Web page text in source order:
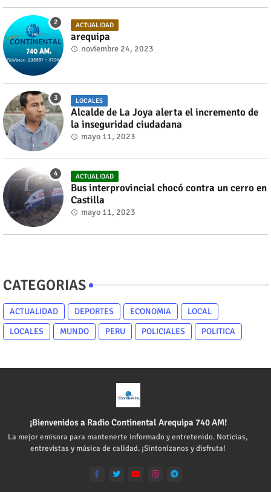
ACTUALIDAD
arequipa
noviembre 24, 2023
LOCALES
Alcalde de La Joya alerta el incremento de
la inseguridad ciudadana
mayo 11, 2023
ACTUALIDAD
Bus interprovincial chocó contra un cerro en
Castilla
mayo 11, 2023
CATEGORIAS
ACTUALIDAD DEPORTES ECONOMIA
LOCAL
LOCALES
MUNDO PERU POLICIALES POLITICA
¡Bienvenidos a Radio Continental Arequipa 740 AM!
La mejor emisora para mantenerte informado y entretenido. Noticias,
entrevistas y música de calidad. ¡Sintonízanos y disfruta!